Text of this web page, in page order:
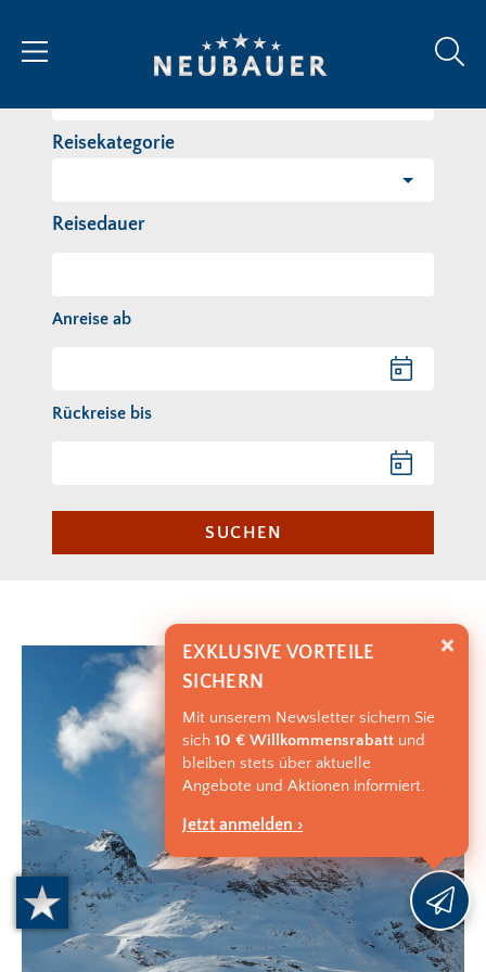
Reisekategorie
Reisedauer
Anreise ab
Rückreise bis
SUCHEN
EXKLUSIVE VORTEILE
SICHERN
Mit unserem Newsletter sichern Sie
sich 10 € Willkommensrabatt und
bleiben stets über aktuelle
Angebote und Aktionen informiert.
Jetzt anmelden ›